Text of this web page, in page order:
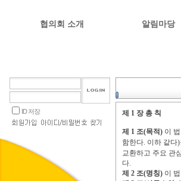
협의회 소개
설립목적 및 주요사업
협의회 정관
알림마당
교육부 주요정
ID 저장 제 1 장 총 칙
제 1 조(목적) 이
함한다. 이하 같다)
교환하고 주요 관
다.
제 2 조(명칭) 이